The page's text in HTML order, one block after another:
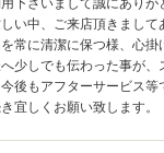
下さいまして誠にありが
い中、ご来店頂きまして
常に清潔に保つ様、心掛
少しでも伝わった事が、
後もアフターサービス
宜しくお願い致します。